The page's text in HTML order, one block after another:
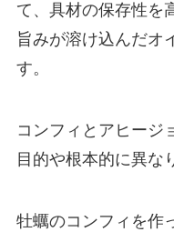
て、具材の保存性を
旨みが溶け込んだオ
す。
コンフィとアヒージ
目的や根本的に異な
牡蠣のコンフィを作